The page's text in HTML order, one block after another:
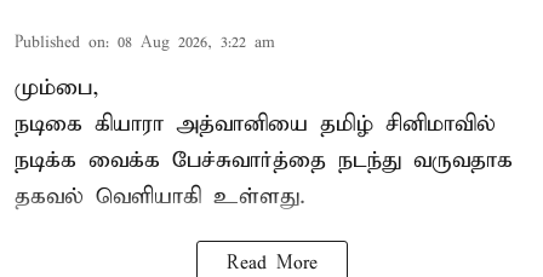
Published on: 08 Aug 2026, 3:22 am
மும்பை,
நடிகை கியாரா அத்வானியை தமிழ் சினிமாவில்
நடிக்க வைக்க பேச்சுவார்த்தை நடந்து வருவதாக
தகவல் வெளியாகி உள்ளது.
Read More